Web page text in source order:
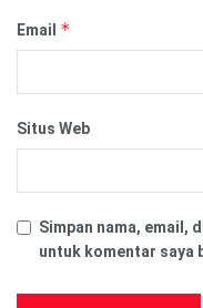
Email *
Situs Web
Simpan nama, email,
untuk komentar saya